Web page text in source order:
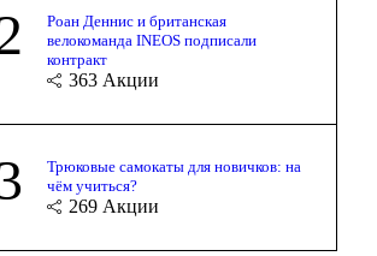
Роан Деннис и британская
велокоманда INEOS подписали
контракт
363 Акции
Трюковые самокаты для новичков: на
чём учиться?
269 Акции